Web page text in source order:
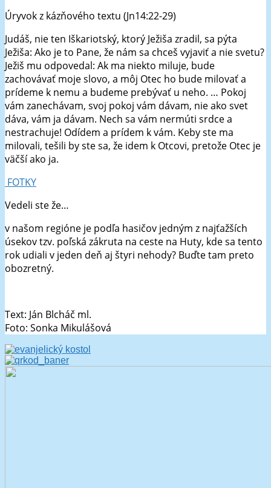
Úryvok z kázňového textu (Jn14:22-29)
Judáš, nie ten Iškariotský, ktorý Ježiša zradil, sa pýta
Ježiša: Ako je to Pane, že nám sa chceš vyjaviť a nie svetu?
Ježiš mu odpovedal: Ak ma niekto miluje, bude
zachovávať moje slovo, a môj Otec ho bude milovať a
prídeme k nemu a budeme prebývať u neho. … Pokoj
vám zanechávam, svoj pokoj vám dávam, nie ako svet
dáva, vám ja dávam. Nech sa vám nermúti srdce a
nestrachuje! Odídem a prídem k vám. Keby ste ma
milovali, tešili by ste sa, že idem k Otcovi, pretože Otec je
väčší ako ja.
FOTKY
Vedeli ste že…
v našom regióne je podľa hasičov jedným z najťažších
úsekov tzv. poľská zákruta na ceste na Huty, kde sa tento
rok udiali v jeden deň aj štyri nehody? Buďte tam preto
obozretný.
Text: Ján Blcháč ml.
Foto: Sonka Mikulášová